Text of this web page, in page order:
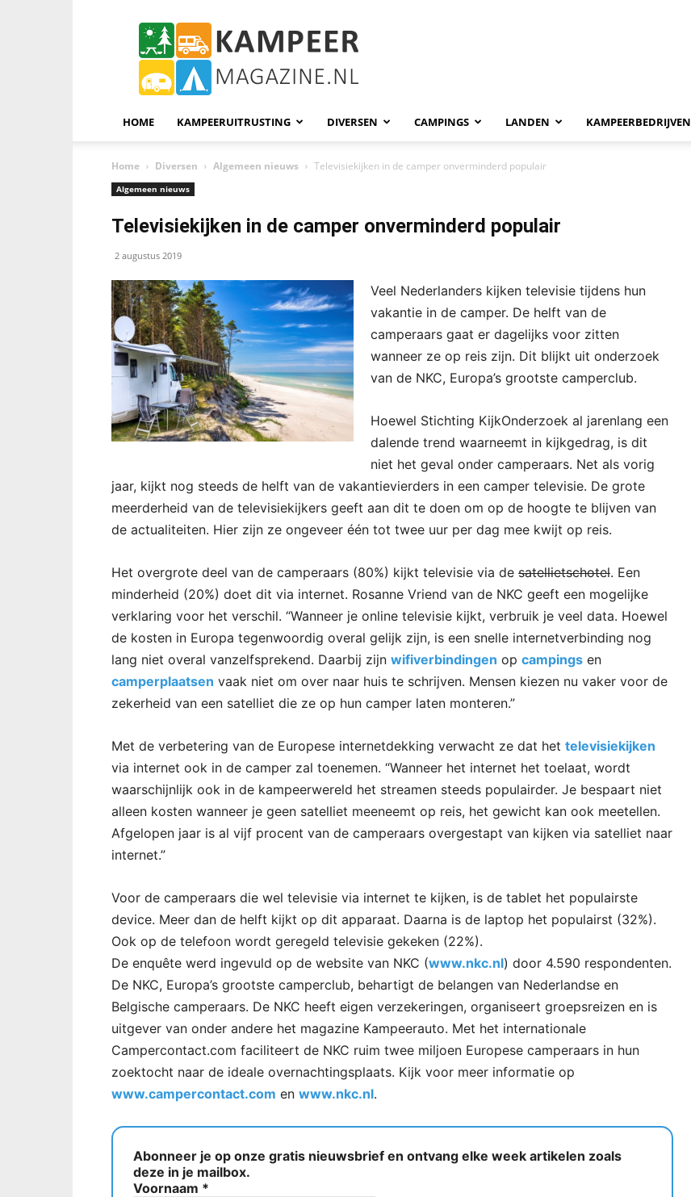
KampeerMagazine
HOME KAMPEERUITRUSTING DIVERSEN CAMPINGS LANDEN KAMPEERBEDRIJVEN
Home Diversen Algemeen nieuws Televisiekijken in de camper onverminderd populair
Algemeen nieuws
Televisiekijken in de camper onverminderd populair
2 augustus 2019
Veel Nederlanders kijken televisie tijdens hun
vakantie in de camper. De helft van de
camperaars gaat er dagelijks voor zitten
wanneer ze op reis zijn. Dit blijkt uit onderzoek
van de NKC, Europa’s grootste camperclub.
Hoewel Stichting KijkOnderzoek al jarenlang een
dalende trend waarneemt in kijkgedrag, is dit
niet het geval onder camperaars. Net als vorig
jaar, kijkt nog steeds de helft van de vakantievierders in een camper televisie. De grote
meerderheid van de televisiekijkers geeft aan dit te doen om op de hoogte te blijven van
de actualiteiten. Hier zijn ze ongeveer één tot twee uur per dag mee kwijt op reis.
Het overgrote deel van de camperaars (80%) kijkt televisie via de satellietschotel. Een
minderheid (20%) doet dit via internet. Rosanne Vriend van de NKC geeft een mogelijke
verklaring voor het verschil. “Wanneer je online televisie kijkt, verbruik je veel data. Hoewel
de kosten in Europa tegenwoordig overal gelijk zijn, is een snelle internetverbinding nog
lang niet overal vanzelfsprekend. Daarbij zijn wifiverbindingen op campings en
camperplaatsen vaak niet om over naar huis te schrijven. Mensen kiezen nu vaker voor de
zekerheid van een satelliet die ze op hun camper laten monteren.”
Met de verbetering van de Europese internetdekking verwacht ze dat het televisiekijken
via internet ook in de camper zal toenemen. “Wanneer het internet het toelaat, wordt
waarschijnlijk ook in de kampeerwereld het streamen steeds populairder. Je bespaart niet
alleen kosten wanneer je geen satelliet meeneemt op reis, het gewicht kan ook meetellen.
Afgelopen jaar is al vijf procent van de camperaars overgestapt van kijken via satelliet naar
internet.”
Voor de camperaars die wel televisie via internet te kijken, is de tablet het populairste
device. Meer dan de helft kijkt op dit apparaat. Daarna is de laptop het populairst (32%).
Ook op de telefoon wordt geregeld televisie gekeken (22%).
De enquête werd ingevuld op de website van NKC (www.nkc.nl) door 4.590 respondenten.
De NKC, Europa’s grootste camperclub, behartigt de belangen van Nederlandse en
Belgische camperaars. De NKC heeft eigen verzekeringen, organiseert groepsreizen en is
uitgever van onder andere het magazine Kampeerauto. Met het internationale
Campercontact.com faciliteert de NKC ruim twee miljoen Europese camperaars in hun
zoektocht naar de ideale overnachtingsplaats. Kijk voor meer informatie op
www.campercontact.com en www.nkc.nl.
Abonneer je op onze gratis nieuwsbrief en ontvang elke week artikelen zoals
deze in je mailbox.
Voornaam *